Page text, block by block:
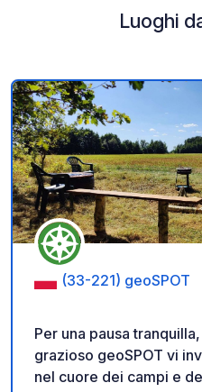
Luoghi
(33-221) geoSPOT
Per una pausa
grazioso geoSPOT vi
nel cuore dei campi e